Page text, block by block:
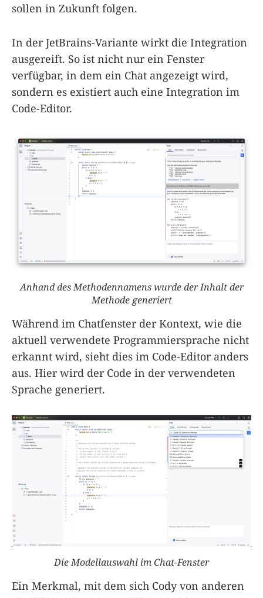
sollen in Zukunft folgen.
In der JetBrains-Variante wirkt die Integration
ausgereift. So ist nicht nur ein Fenster
verfügbar, in dem ein Chat angezeigt wird,
sondern es existiert auch eine Integration im
Code-Editor.
Anhand des Methodennamens wurde der Inhalt der
Methode generiert
Während im Chatfenster der Kontext, wie die
aktuell verwendete Programmiersprache nicht
erkannt wird, sieht dies im Code-Editor anders
aus. Hier wird der Code in der verwendeten
Sprache generiert.
Die Modellauswahl im Chat-Fenster
Ein Merkmal, mit dem sich Cody von anderen